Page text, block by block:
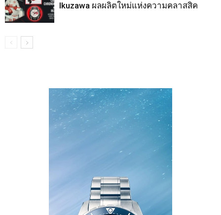
Ikuzawa ผลผลิตใหม่แห่งความคลาสสิค